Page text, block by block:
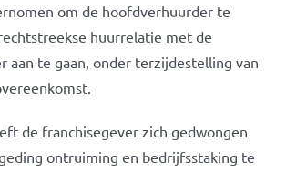
om de hoofdverhuurder te
huurrelatie met de
aan te gaan, onder terzijdestelling van
de franchisegever zich gedwongen
ontruiming en bedrijfsstaking te